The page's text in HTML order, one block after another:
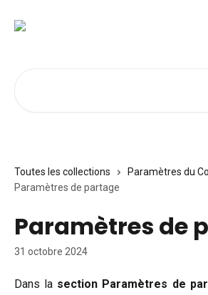
Toutes les collections
Paramètres du
Paramètres de partage
Paramètres de
31 octobre 2024
Dans la section Paramètres de